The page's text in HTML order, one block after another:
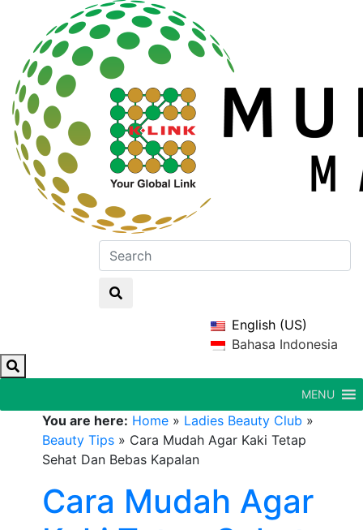
English (US)
Bahasa Indonesia
MENU
You are here: Home » Ladies Beauty Club »
Beauty Tips » Cara Mudah Agar Kaki Tetap
Sehat Dan Bebas Kapalan
Cara Mudah Agar